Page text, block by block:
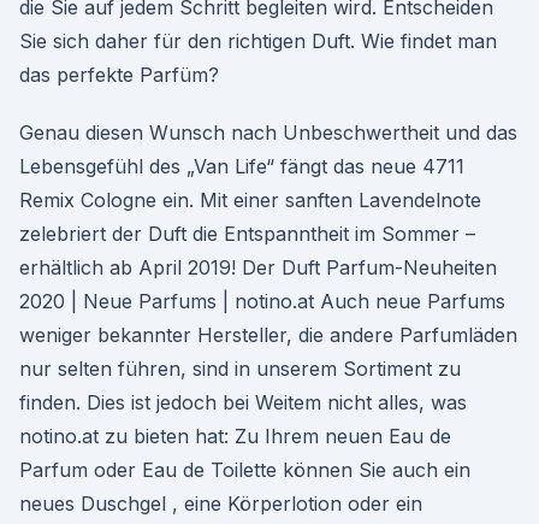
die Sie auf jedem Schritt begleiten wird. Entscheiden
Sie sich daher für den richtigen Duft. Wie findet man
das perfekte Parfüm?
Genau diesen Wunsch nach Unbeschwertheit und das
Lebensgefühl des „Van Life“ fängt das neue 4711
Remix Cologne ein. Mit einer sanften Lavendelnote
zelebriert der Duft die Entspanntheit im Sommer –
erhältlich ab April 2019! Der Duft Parfum-Neuheiten
2020 | Neue Parfums | notino.at Auch neue Parfums
weniger bekannter Hersteller, die andere Parfumläden
nur selten führen, sind in unserem Sortiment zu
finden. Dies ist jedoch bei Weitem nicht alles, was
notino.at zu bieten hat: Zu Ihrem neuen Eau de
Parfum oder Eau de Toilette können Sie auch ein
neues Duschgel , eine Körperlotion oder ein